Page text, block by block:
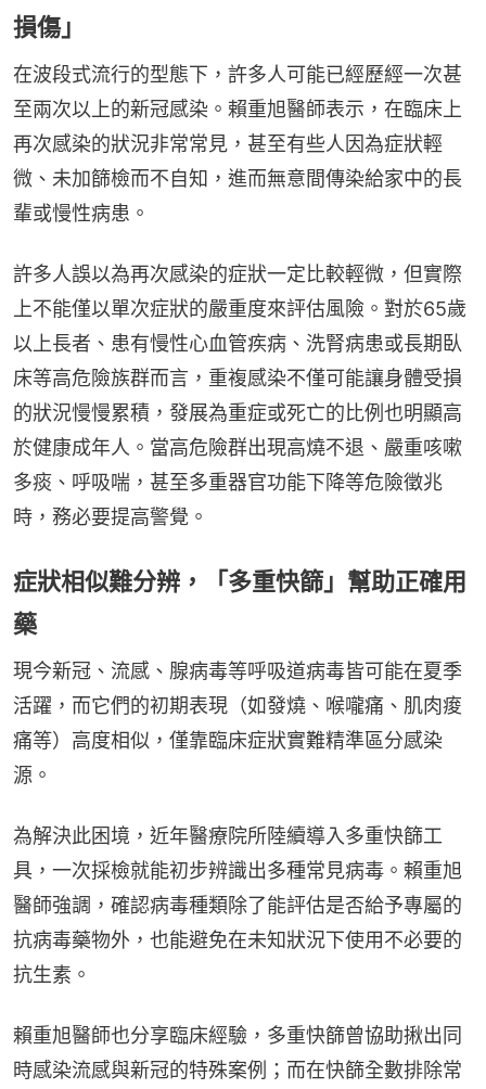
損傷」
在波段式流行的型態下，許多人可能已經歷經一次甚
至兩次以上的新冠感染。賴重旭醫師表示，在臨床上
再次感染的狀況非常常見，甚至有些人因為症狀輕
微、未加篩檢而不自知，進而無意間傳染給家中的長
輩或慢性病患。
許多人誤以為再次感染的症狀一定比較輕微，但實際
上不能僅以單次症狀的嚴重度來評估風險。對於65歲
以上長者、患有慢性心血管疾病、洗腎病患或長期臥
床等高危險族群而言，重複感染不僅可能讓身體受損
的狀況慢慢累積，發展為重症或死亡的比例也明顯高
於健康成年人。當高危險群出現高燒不退、嚴重咳嗽
多痰、呼吸喘，甚至多重器官功能下降等危險徵兆
時，務必要提高警覺。
症狀相似難分辨，「多重快篩」幫助正確用
藥
現今新冠、流感、腺病毒等呼吸道病毒皆可能在夏季
活躍，而它們的初期表現（如發燒、喉嚨痛、肌肉痠
痛等）高度相似，僅靠臨床症狀實難精準區分感染
源。
為解決此困境，近年醫療院所陸續導入多重快篩工
具，一次採檢就能初步辨識出多種常見病毒。賴重旭
醫師強調，確認病毒種類除了能評估是否給予專屬的
抗病毒藥物外，也能避免在未知狀況下使用不必要的
抗生素。
賴重旭醫師也分享臨床經驗，多重快篩曾協助揪出同
時感染流感與新冠的特殊案例；而在快篩全數排除常